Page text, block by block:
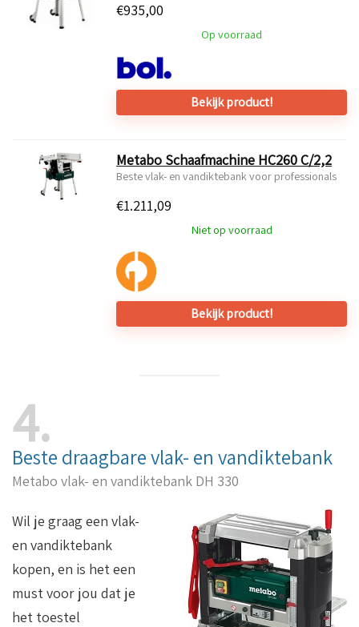
€935,00
Op voorraad
Bekijk product!
Metabo Schaafmachine HC260 C/2,2
Beste vlak- en vandiktebank voor professionals
€1.211,09
Niet op voorraad
Bekijk product!
4
Beste draagbare vlak- en vandiktebank
Metabo vlak- en vandiktebank DH 330
Wil je graag een vlak-
en vandiktebank
kopen, en is het een
must voor jou dat je
het toestel